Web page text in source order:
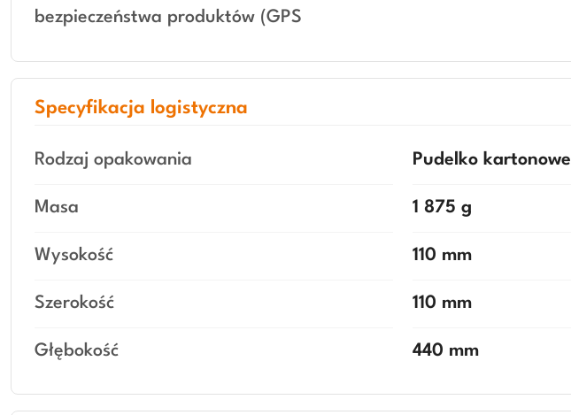
bezpieczeństwa produktów (GPS
Specyfikacja logistyczna
Rodzaj opakowania Pudelko kartonowe
Masa 1 875 g
Wysokość 110 mm
Szerokość 110 mm
Głębokość 440 mm